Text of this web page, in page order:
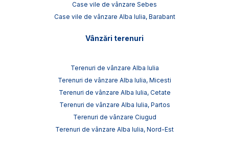
Case vile de vânzare Sebes
Case vile de vânzare Alba Iulia, Barabant
Vânzări terenuri
Terenuri de vânzare Alba Iulia
Terenuri de vânzare Alba Iulia, Micesti
Terenuri de vânzare Alba Iulia, Cetate
Terenuri de vânzare Alba Iulia, Partos
Terenuri de vânzare Ciugud
Terenuri de vânzare Alba Iulia, Nord-Est